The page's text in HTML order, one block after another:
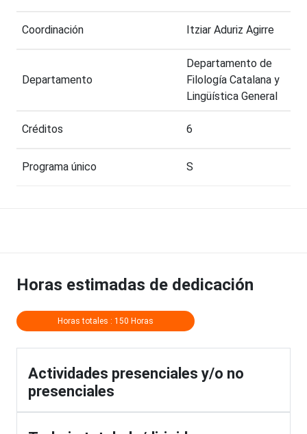
Coordinación Itziar Aduriz Agirre
Departamento
Departamento de
Filología Catalana y
Lingüística General
Créditos 6
Programa único S
Horas estimadas de dedicación
Horas totales : 150 Horas
Actividades presenciales y/o no
presenciales